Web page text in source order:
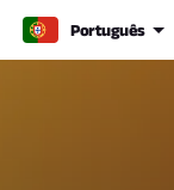
Português